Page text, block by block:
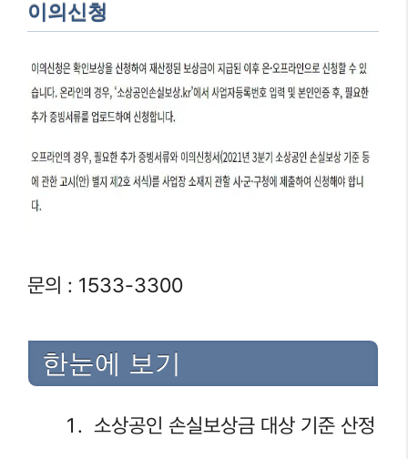
이의신청
문의 : 1533-3300
한눈에 보기
소상공인 손실보상금 대상 기준 산정